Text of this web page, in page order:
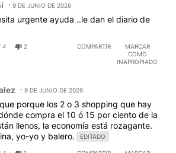
9 DE JUNIO DE 2026
urgente ayuda ..le dan el diario de
4 2 COMPARTIR
MARCAR
COMO
INAPROPIADO
9 DE JUNIO DE 2026
porque los 2 o 3 shopping que hay
compra el 10 ó 15 por ciento de la
llenos, la economía está rozagante.
yo-yo y balero.
EDITADO